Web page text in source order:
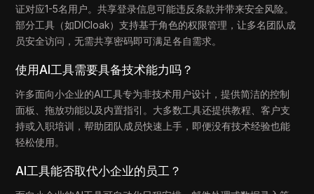
证对应1-5名用户。共享登录信息可能违反条款并带来安全风险。
部分工具（如DICloak）支持基于角色的权限管理，让多名团队成
员安全访问，无需共享密码即可满足各自需求。
使用AI工具需要具备技术能力吗？
许多面向小企业的AI工具专为非技术用户设计，提供简洁的控制
面板、拖放功能以及内置指引。大多数工具还提供教程、客户支
持或入职培训，帮助团队成员快速上手，即便没有技术经验也能
轻松使用。
AI工具能否取代小企业的员工？